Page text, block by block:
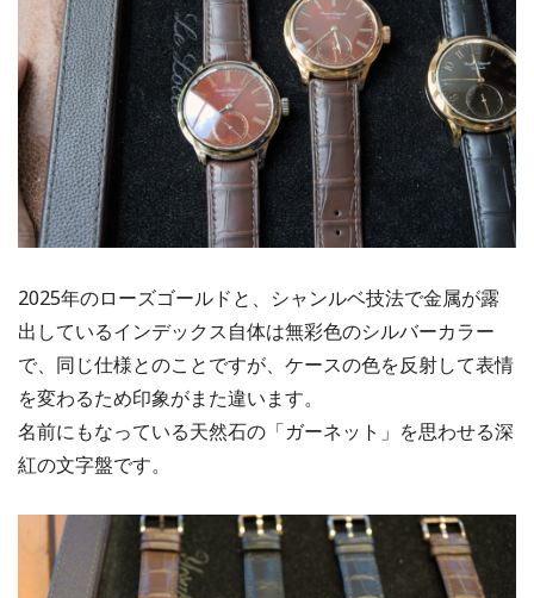
2025年のローズゴールドと、シャンルベ技法で金属が露
出しているインデックス自体は無彩色のシルバーカラー
で、同じ仕様とのことですが、ケースの色を反射して表情
を変わるため印象がまた違います。
名前にもなっている天然石の「ガーネット」を思わせる深
紅の文字盤です。